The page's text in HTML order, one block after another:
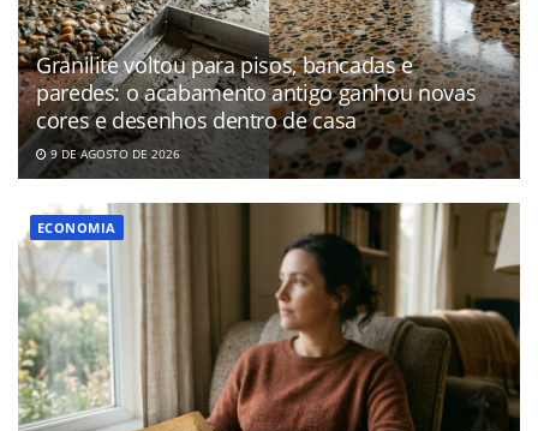
Granilite voltou para pisos, bancadas e
paredes: o acabamento antigo ganhou novas
cores e desenhos dentro de casa
9 DE AGOSTO DE 2026
ECONOMIA